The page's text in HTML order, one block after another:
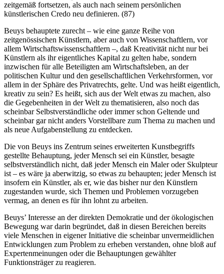
zeitgemäß fortsetzen, als auch nach seinem persönlichen
künstlerischen Credo neu definieren. (87)
Beuys behauptete zurecht – wie eine ganze Reihe von
zeitgenössischen Künstlern, aber auch von Wissenschaftlern, vor
allem Wirtschaftswissenschaftlern –, daß Kreativität nicht nur bei
Künstlern als ihr eigentliches Kapital zu gelten habe, sondern
inzwischen für alle Beteiligten am Wirtschaftsleben, an der
politischen Kultur und den gesellschaftlichen Verkehrsformen, vor
allem in der Sphäre des Privatrechts, gelte. Und was heißt eigentlich,
kreativ zu sein? Es heißt, sich aus der Welt etwas zu machen, also
die Gegebenheiten in der Welt zu thematisieren, also noch das
scheinbar Selbstverständliche oder immer schon Geltende und
scheinbar gar nicht anders Vorstellbare zum Thema zu machen und
als neue Aufgabenstellung zu entdecken.
Die von Beuys ins Zentrum seines erweiterten Kunstbegriffs
gestellte Behauptung, jeder Mensch sei ein Künstler, besagte
selbstverständlich nicht, daß jeder Mensch ein Maler oder Skulpteur
ist – es wäre ja aberwitzig, so etwas zu behaupten; jeder Mensch ist
insofern ein Künstler, als er, wie das bisher nur den Künstlern
zugestanden wurde, sich Themen und Problemen vorzugeben
vermag, an denen es für ihn lohnt zu arbeiten.
Beuys’ Interesse an der direkten Demokratie und der ökologischen
Bewegung war darin begründet, daß in diesen Bereichen bereits
viele Menschen in eigener Initiative die scheinbar unvermeidlichen
Entwicklungen zum Problem zu erheben verstanden, ohne bloß auf
Expertenmeinungen oder die Behauptungen gewählter
Funktionsträger zu reagieren.